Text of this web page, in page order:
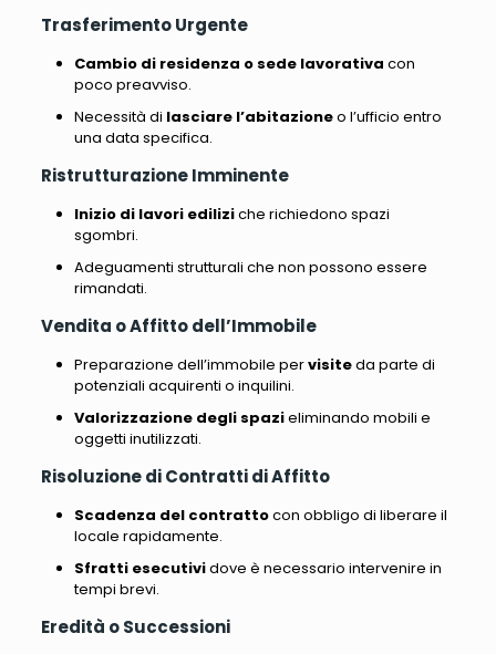
Trasferimento Urgente
Cambio di residenza o sede lavorativa con
poco preavviso.
Necessità di lasciare l’abitazioneo l’ufficio entro
una data specifica.
Ristrutturazione Imminente
Inizio di lavori ediliziche richiedono spazi
sgombri.
Adeguamenti strutturali che non possono essere
rimandati.
Vendita o Affitto dell’Immobile
Preparazione dell’immobile pervisiteda parte di
potenziali acquirenti o inquilini.
Valorizzazione degli spazieliminando mobili e
oggetti inutilizzati.
Risoluzione di Contratti di Affitto
Scadenza del contrattocon obbligo di liberare il
locale rapidamente.
Sfratti esecutividove è necessario intervenire in
tempi brevi.
Eredità o Successioni